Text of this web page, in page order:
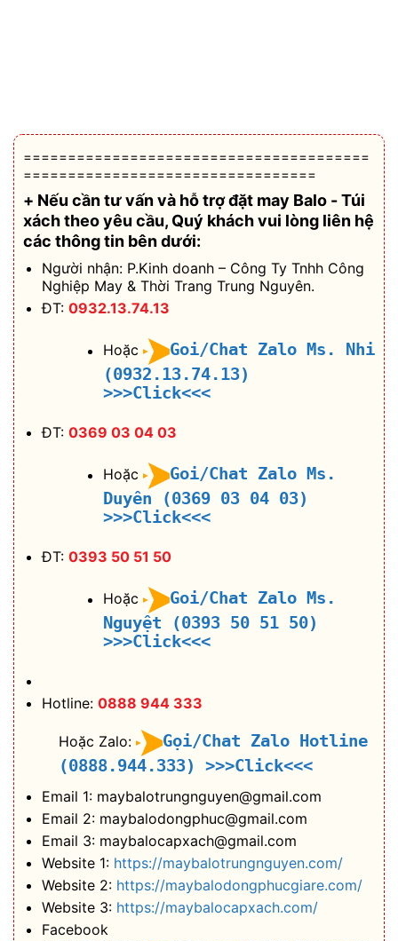
=======================================
=================================
+ Nếu cần tư vấn và hỗ trợđặt may Balo - Túi
xách theo yêu cầu, Quý khách vui lòng liên hệ
các thông tin bên dưới:
Người nhận: P.Kinh doanh – Công Ty Tnhh Công
Nghiệp May & Thời Trang Trung Nguyên.
ĐT: 0932.13.74.13
Hoặc
Goi/Chat Zalo Ms. Nhi
(0932.13.74.13)
>>>Click<<<
ĐT: 0369 03 04 03
Hoặc
Goi/Chat Zalo Ms.
Duyên (0369 03 04 03)
>>>Click<<<
ĐT: 0393 50 51 50
Hoặc
Goi/Chat Zalo Ms.
Nguyệt (0393 50 51 50)
>>>Click<<<
Hotline: 0888 944 333
Hoặc Zalo:
Gọi/Chat Zalo Hotline
(0888.944.333)
>>>Click<<<
Email 1: maybalotrungnguyen@gmail.com
Email 2: maybalodongphuc@gmail.com
Email 3: maybalocapxach@gmail.com
Website 1: https://maybalotrungnguyen.com/
Website 2: https://maybalodongphucgiare.com/
Website 3: https://maybalocapxach.com/
Facebook